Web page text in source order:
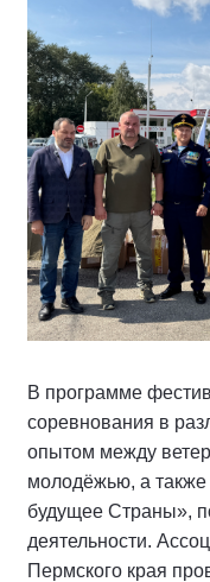
В программе
соревнования в
опытом между
молодёжью, а
будущее Страны»,
деятельности.
Пермского края